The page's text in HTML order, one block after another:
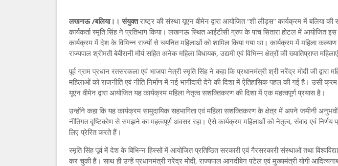
लखनऊ /बलिया।। संयुक्तराष्ट्र की संस्था यूएन वीमेन द्वारा आयोजित “शी लीड्स” कार्यक्रम में बलिया की
कार्यकर्ता स्मृति सिंह ने प्रतिभाग किया। लखनऊ स्थित आईटीसी ग्रुप के पांच सितारा होटल में आयोजित इस
कार्यक्रम में देश के विभिन्न राज्यों से चयनित महिलाओं को शामिल किया गया था। कार्यक्रम में महिला कल्याण
राज्यपाल श्रीमती बेबीरानी मौर्य सहित अनेक महिला विधायक, उद्यमी एवं विभिन्न क्षेत्रों की ख्यातिप्राप्त
पूर्व ग्राम प्रधान रतसरकला एवं भाजपा नेत्री स्मृति सिंह ने कहा कि प्रधानमंत्री श्री नरेंद्र मोदी जी द्वारा
महिलाओं को राजनीति एवं नीति निर्माण में नई भागीदारी देने की दिशा में ऐतिहासिक पहल की गई है। उसी
यूएन वीमेन द्वारा आयोजित यह कार्यक्रम महिला नेतृत्व सशक्तिकरण की दिशा में एक महत्वपूर्ण प्रयास है।
उन्होंने कहा कि यह कार्यक्रम सामुदायिक सहभागिता एवं महिला सशक्तिकरण के क्षेत्र में अपने जमीनी
नीतिगत दृष्टिकोण से समझने का महत्वपूर्ण अवसर रहा। ऐसे कार्यक्रम महिलाओं को नेतृत्व, संवाद एवं निर्णय
लिए प्रेरित करते हैं।
स्मृति सिंह पूर्व में देश के विभिन्न हिस्सों में आयोजित प्रतिष्ठित सरकारी एवं गैरसरकारी संस्थाओं तथा
कर चुकी हैं। साथ ही उन्हें प्रधानमंत्री नरेंद्र मोदी, राज्यपाल आनंदीबेन पटेल एवं मुख्यमंत्री योगी आदित्यनाथ